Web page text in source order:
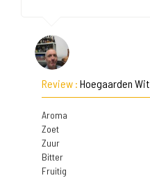
Review : Hoegaarden Wit
Aroma
Zoet
Zuur
Bitter
Fruitig